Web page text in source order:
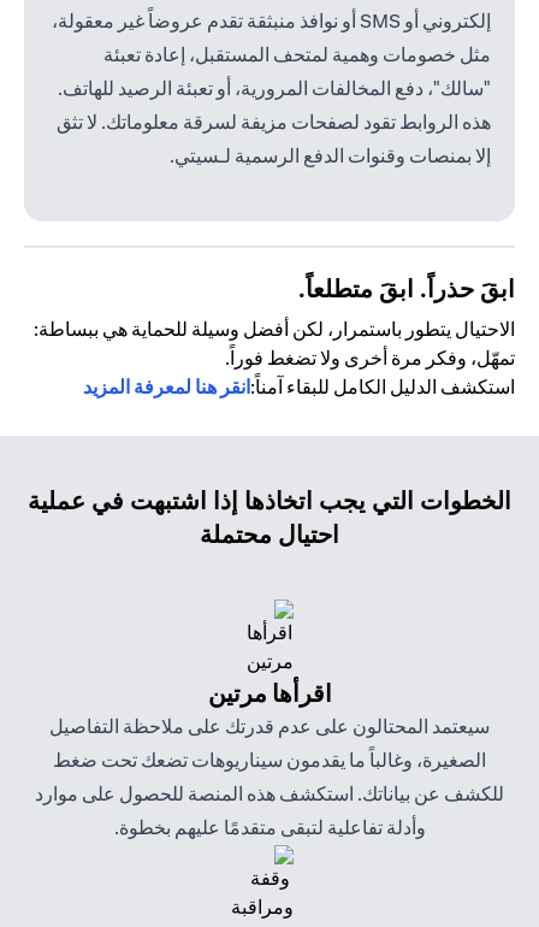
إلكتروني أو SMS أو نوافذ منبثقة تقدم عروضاً غير معقولة،
مثل خصومات وهمية لمتحف المستقبل، إعادة تعبئة
"سالك"، دفع المخالفات المرورية، أو تعبئة الرصيد للهاتف.
هذه الروابط تقود لصفحات مزيفة لسرقة معلوماتك. لا تثق
إلا بمنصات وقنوات الدفع الرسمية لـسيتي.
ابقَ حذراً. ابقَ متطلعاً.
الاحتيال يتطور باستمرار، لكن أفضل وسيلة للحماية هي ببساطة:
تمهّل، وفكر مرة أخرى ولا تضغط فوراً.
استكشف الدليل الكامل للبقاء آمناً:انقر هنا لمعرفة المزيد
الخطوات التي يجب اتخاذها إذا اشتبهت في عملية
احتيال محتملة
اقرأها مرتين
سيعتمد المحتالون على عدم قدرتك على ملاحظة التفاصيل
الصغيرة، وغالباً ما يقدمون سيناريوهات تضعك تحت ضغط
للكشف عن بياناتك. استكشف هذه المنصة للحصول على موارد
وأدلة تفاعلية لتبقى متقدمًا عليهم بخطوة.